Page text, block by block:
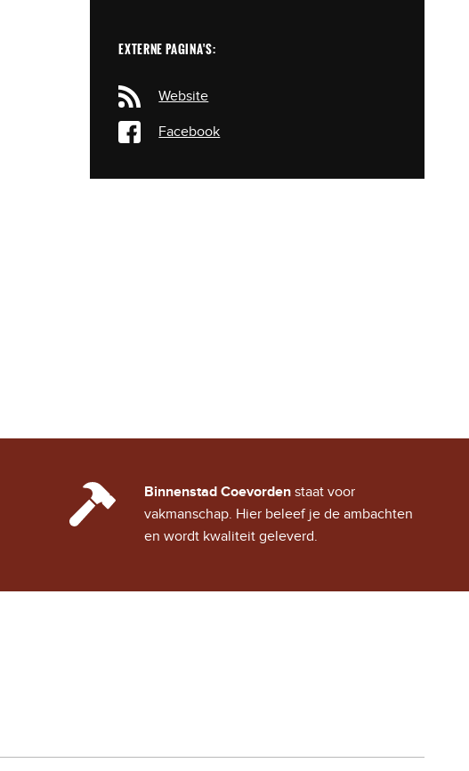
EXTERNE PAGINA'S:
Website
Facebook
CINDY CITY HALL Binnenstad Coevorden staat voor
vakmanschap. Hier beleef je de ambachten
en wordt kwaliteit geleverd.